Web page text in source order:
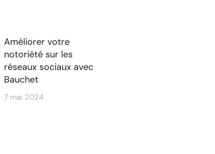
Améliorer votre
notoriété sur les
réseaux sociaux avec
Bauchet
7 mai 2024